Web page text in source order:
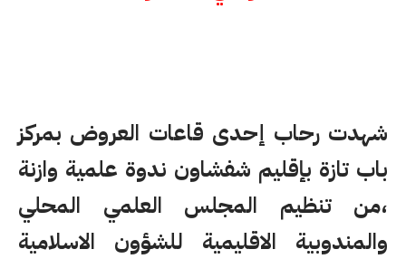
شهدت رحاب إحدى قاعات العروض بمركز
باب تازة بإقليم شفشاون ندوة علمية وازنة
،من تنظيم المجلس العلمي المحلي
والمندوبية الاقليمية للشؤون الاسلامية